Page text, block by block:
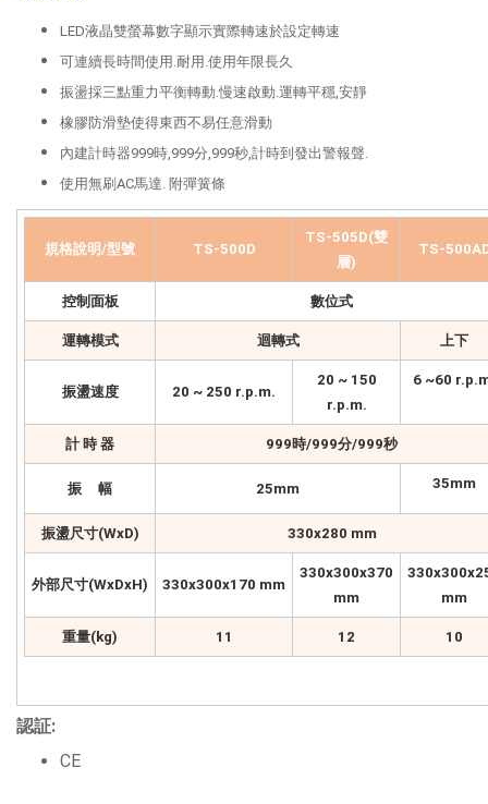
LED液晶雙螢幕數字顯示實際轉速於設定轉速
可連續長時間使用.耐用.使用年限長久
振盪採三點重力平衡轉動.慢速啟動.運轉平穩,安靜
橡膠防滑墊使得東西不易任意滑動
內建計時器999時,999分,999秒,計時到發出警報聲.
使用無刷AC馬達. 附彈簧條
規格說明/型號 TS-500D
TS-505D(雙
層)
TS-
控制面板 數位式
運轉模式 迴轉式 上下
振盪速度 20 ~ 250 r.p.m.
20 ~ 150
r.p.m.
6 ~60
計 時 器 999時/999分/999秒
振 幅 25mm 35mm
振盪尺寸(WxD) 330x280 mm
外部尺寸(WxDxH) 330x300x170 mm
330x300x370
mm
mm
重量(kg) 11 12 10
認証:
CE